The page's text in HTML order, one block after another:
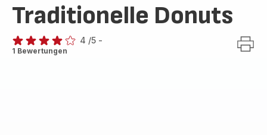
Traditionelle Donuts
Bewertung
4 /5 -
1 Bewertungen